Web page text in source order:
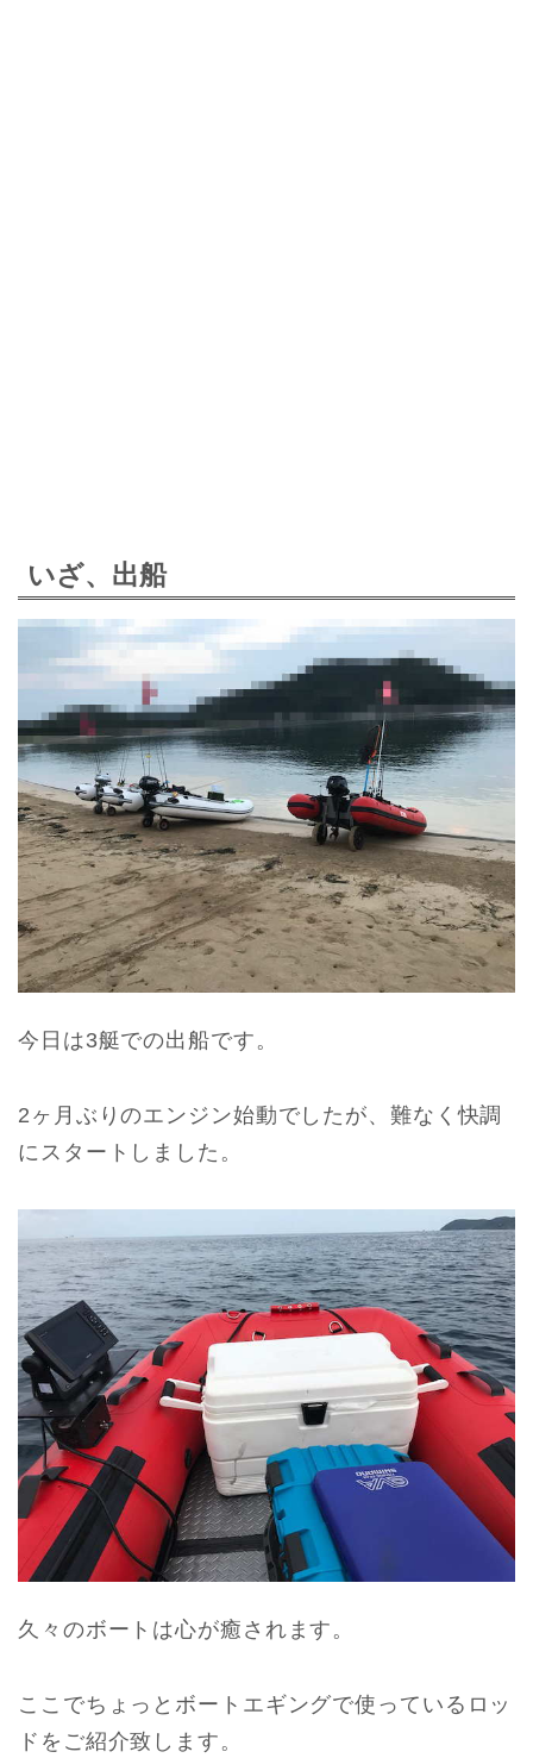
いざ、出船
今日は3艇での出船です。
2ヶ月ぶりのエンジン始動でしたが、難なく快調
にスタートしました。
久々のボートは心が癒されます。
ここでちょっとボートエギングで使っているロッ
ドをご紹介致します。